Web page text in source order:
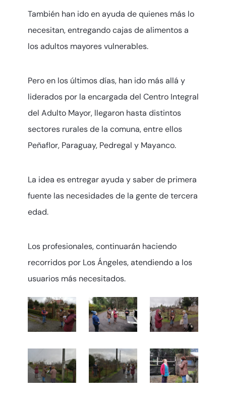
También han ido en ayuda de quienes más lo
necesitan, entregando cajas de alimentos a
los adultos mayores vulnerables.
Pero en los últimos días, han ido más allá y
liderados por la encargada del Centro Integral
del Adulto Mayor, llegaron hasta distintos
sectores rurales de la comuna, entre ellos
Peñaflor, Paraguay, Pedregal y Mayanco.
La idea es entregar ayuda y saber de primera
fuente las necesidades de la gente de tercera
edad.
Los profesionales, continuarán haciendo
recorridos por Los Ángeles, atendiendo a los
usuarios más necesitados.